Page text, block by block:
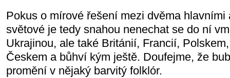
Pokus o mírové řešení mezi dvěma hlavními
světové je tedy snahou nenechat se do ní
Ukrajinou, ale také Británií, Francií,
Českem a bůhví kým ještě. Doufejme, že
promění v nějaký barvitý folklór.